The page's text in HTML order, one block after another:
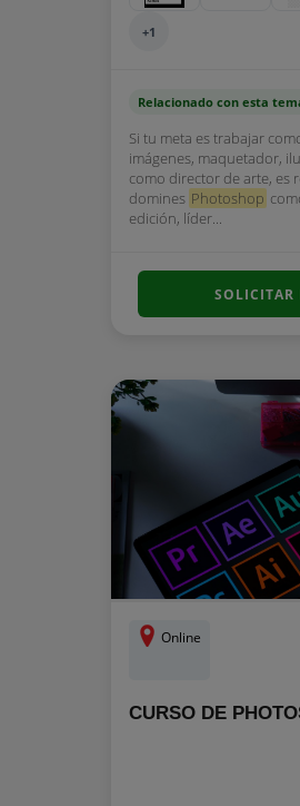
+1
Relacionado con esta
Si tu meta es trabajar
imágenes, maquetador,
como director de arte, es
domines Photoshop
edición, líder...
Online
CURSO DE